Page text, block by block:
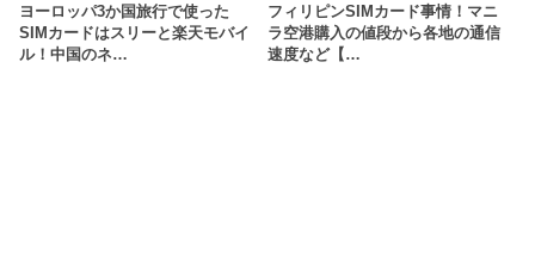
ヨーロッパ3か国旅行で使った
SIMカードはスリーと楽天モバイ
ル！中国のネ…
フィリピンSIMカード事情！マニ
ラ空港購入の値段から各地の通信
速度など【…